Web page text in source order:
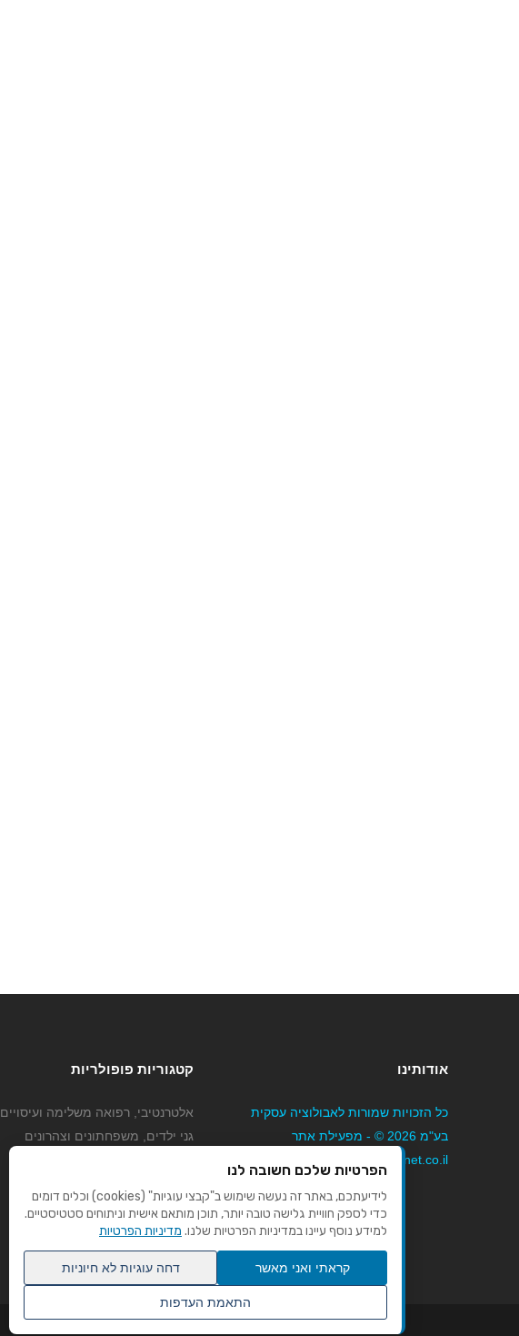
אודותינו
כל הזכויות שמורות לאבולוציה עסקית
בע"מ 2026 © - מפעילת אתר
Mybiznet.co.il
קטגוריות פופולריות
אלטרנטיבי, רפואה משלימה ועיסויים
גני ילדים, משפחתונים וצהרונים
הפרטיות שלכם חשובה לנו
לידיעתכם, באתר זה נעשה שימוש ב"קבצי עוגיות" (cookies) וכלים דומים
כדי לספק חוויית גלישה טובה יותר, תוכן מותאם אישית וניתוחים סטטיסטיים.
למידע נוסף עיינו במדיניות הפרטיות שלנו. מדיניות הפרטיות
קראתי ואני מאשר דחה עוגיות לא חיוניות
התאמת העדפות